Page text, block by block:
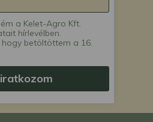
a Kelet-Agro Kft.
hírlevélben.
hogy betöltöttem a 16.